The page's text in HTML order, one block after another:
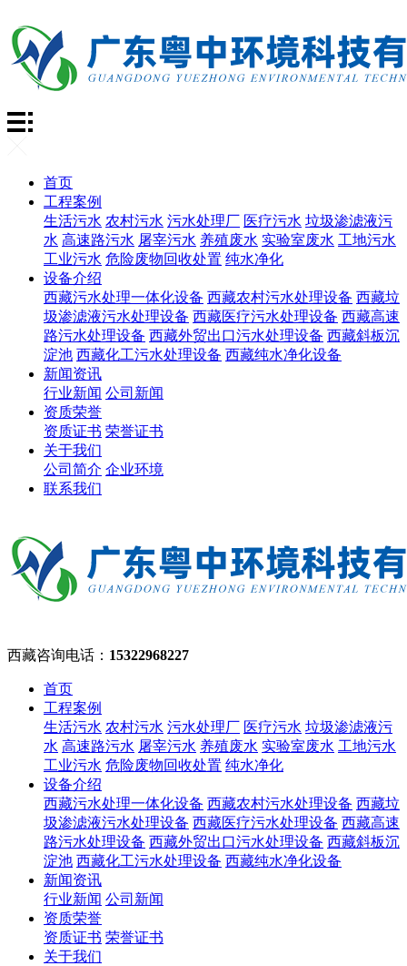
首页
工程案例
生活污水 农村污水 污水处理厂 医疗污水 垃圾渗滤液污
水 高速路污水 屠宰污水 养殖废水 实验室废水 工地污水
工业污水 危险废物回收处置 纯水净化
设备介绍
西藏污水处理一体化设备 西藏农村污水处理设备 西藏垃
圾渗滤液污水处理设备 西藏医疗污水处理设备 西藏高速
路污水处理设备 西藏外贸出口污水处理设备 西藏斜板沉
淀池 西藏化工污水处理设备 西藏纯水净化设备
新闻资讯
行业新闻 公司新闻
资质荣誉
资质证书 荣誉证书
关于我们
公司简介 企业环境
联系我们
西藏咨询电话： 15322968227
首页
工程案例
生活污水 农村污水 污水处理厂 医疗污水 垃圾渗滤液污
水 高速路污水 屠宰污水 养殖废水 实验室废水 工地污水
工业污水 危险废物回收处置 纯水净化
设备介绍
西藏污水处理一体化设备 西藏农村污水处理设备 西藏垃
圾渗滤液污水处理设备 西藏医疗污水处理设备 西藏高速
路污水处理设备 西藏外贸出口污水处理设备 西藏斜板沉
淀池 西藏化工污水处理设备 西藏纯水净化设备
新闻资讯
行业新闻 公司新闻
资质荣誉
资质证书 荣誉证书
关于我们